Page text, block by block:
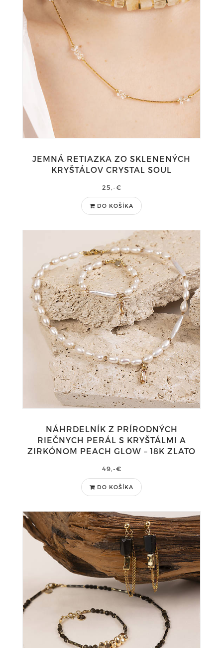
JEMNÁ RETIAZKA ZO SKLENENÝCH
KRYŠTÁLOV CRYSTAL SOUL
25,-€
DO KOŠÍKA
NÁHRDELNÍK Z PRÍRODNÝCH
RIEČNYCH PERÁL S KRYŠTÁLMI A
ZIRKÓNOM PEACH GLOW – 18K ZLATO
49,-€
DO KOŠÍKA